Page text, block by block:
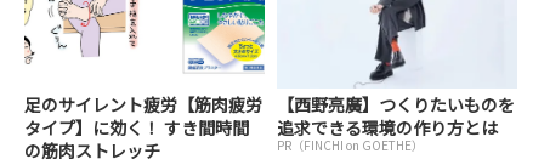
足のサイレント疲労【筋肉疲労
タイプ】に効く！ すき間時間
の筋肉ストレッチ
【西野亮廣】つくりたいものを
追求できる環境の作り方とは
PR（FINCHI on GOETHE）